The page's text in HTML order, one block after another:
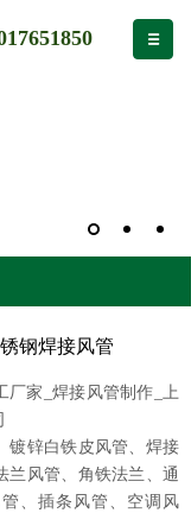
钢焊接风管
厂家_焊接风管制作_上
镀锌白铁皮风管、焊接
兰风管、角铁法兰、通
、插条风管、空调风